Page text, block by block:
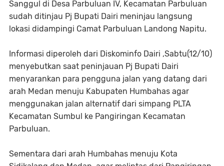
Sanggul di Desa Parbuluan IV, Kecamatan Parbuluan
sudah ditinjau Pj Bupati Dairi meninjau langsung
lokasi didampingi Camat Parbuluan Landong Napitu.
Informasi diperoleh dari Diskominfo Dairi ,Sabtu(12/10)
menyebutkan saat peninjauan Pj Bupati Dairi
menyarankan para pengguna jalan yang datang dari
arah Medan menuju Kabupaten Humbahas agar
menggunakan jalan alternatif dari simpang PLTA
Kecamatan Sumbul ke Pangiringan Kecamatan
Parbuluan.
Sementara dari arah Humbahas menuju Kota